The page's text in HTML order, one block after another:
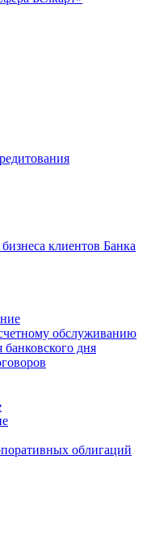
клиентов Банка
обслуживанию
дня
облигаций